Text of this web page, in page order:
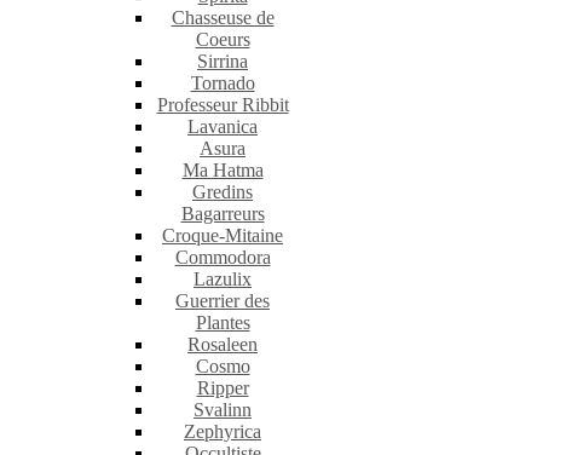
Chasseuse de
Coeurs
Sirrina
Tornado
Professeur Ribbit
Lavanica
Asura
Ma Hatma
Gredins
Bagarreurs
Croque-Mitaine
Commodora
Lazulix
Guerrier des
Plantes
Rosaleen
Cosmo
Ripper
Svalinn
Zephyrica